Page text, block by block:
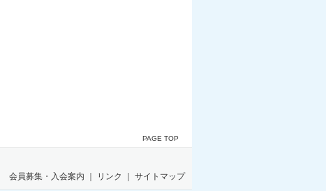
PAGE TOP
会員募集・入会案内 リンク サイトマップ